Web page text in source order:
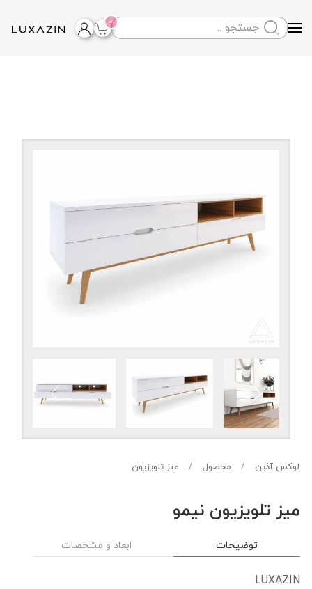
Skip to main content
0
لوکس آذین محصول میز تلویزیون
میز تلویزیون نیمو
توضیحات ابعاد و مشخصات
LUXAZIN